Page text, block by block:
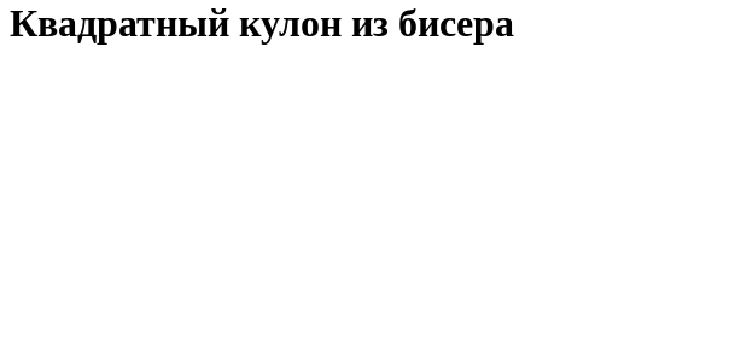
Квадратный кулон из бисера